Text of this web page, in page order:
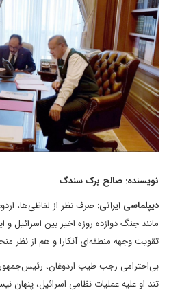
نویسنده: صالح برک سندگ
دیپلماسی ایرانی: صرف نظر از لفاظی‌ها،
مانند جنگ دوازده روزه اخیر بین اسرائیل
تقویت وجهه منطقه‌ای آنکارا و هم از نظر
بی‌احترامی رجب طیب اردوغان،
تند او علیه عملیات نظامی اسرائیل، پنهان